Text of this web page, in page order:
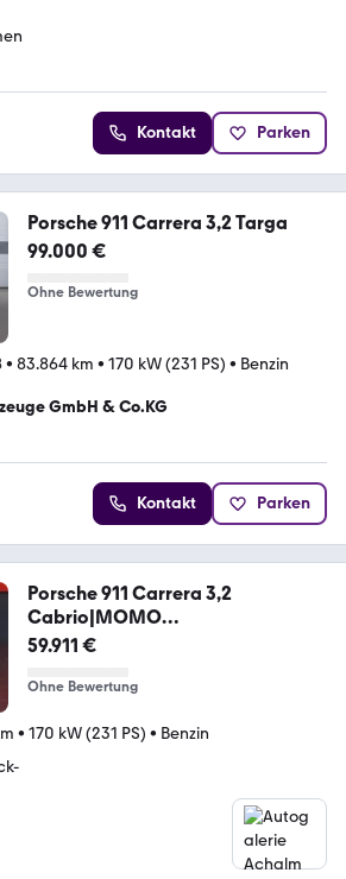
Kontakt Parken
Porsche 911 Carrera 3,2 Targa
99.000 €
Ohne Bewertung
• 83.864 km • 170 kW (231 PS) • Benzin
GmbH & Co.KG
Kontakt Parken
Porsche 911 Carrera 3,2
Cabrio|MOMO
Lenkrad|DANSKAuspuff
59.911 €
Ohne Bewertung
• 170 kW (231 PS) • Benzin